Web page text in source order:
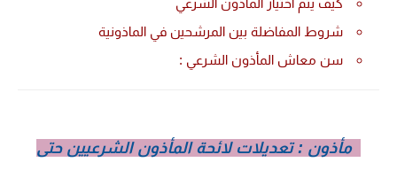
كيف يتم اختيار الماذون الشرعي
شروط المفاضلة بين المرشحين في الماذونية
سن معاش المأذون الشرعي :
مأذون : تعديلات لائحة المأذون الشرعيين حتى